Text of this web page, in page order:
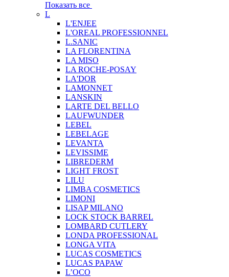
Показать все
L
L'ENJEE
L'OREAL PROFESSIONNEL
L.SANIC
LA FLORENTINA
LA MISO
LA ROCHE-POSAY
LA'DOR
LAMONNET
LANSKIN
LARTE DEL BELLO
LAUFWUNDER
LEBEL
LEBELAGE
LEVANTA
LEVISSIME
LIBREDERM
LIGHT FROST
LILU
LIMBA COSMETICS
LIMONI
LISAP MILANO
LOCK STOCK BARREL
LOMBARD CUTLERY
LONDA PROFESSIONAL
LONGA VITA
LUCAS COSMETICS
LUCAS PAPAW
L’OCO